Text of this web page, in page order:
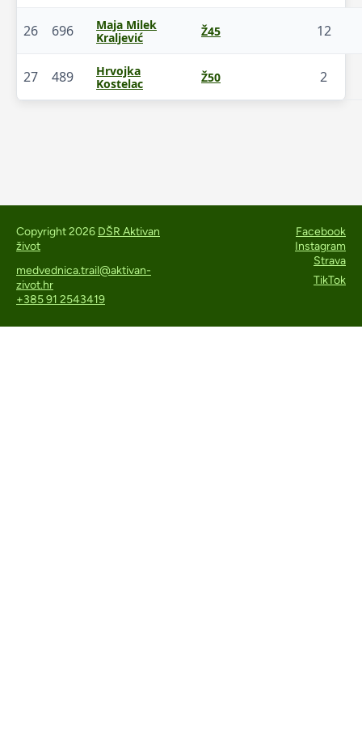
26 696
Maja Milek
Kraljević
Ž45 12
27 489
Hrvojka
Kostelac
Ž50 2
Copyright 2026 DŠR Aktivan
život
medvednica.trail@aktivan-
zivot.hr
+385 91 2543419
Facebook
Instagram
Strava
TikTok